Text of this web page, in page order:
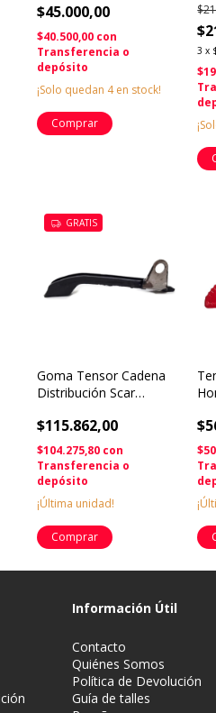
$45.000,00
$40.500,00 con
Transferencia o
depósito
¡Solo quedan 4en stock!
3 x
GRATIS
Goma Tensor Cadena
Distribución Scar
$115.862,00
$104.275,80 con
Transferencia o
depósito
¡Última unidad!
Información Útil
Contacto
Quiénes Somos
Política de Devolución
Guía de talles